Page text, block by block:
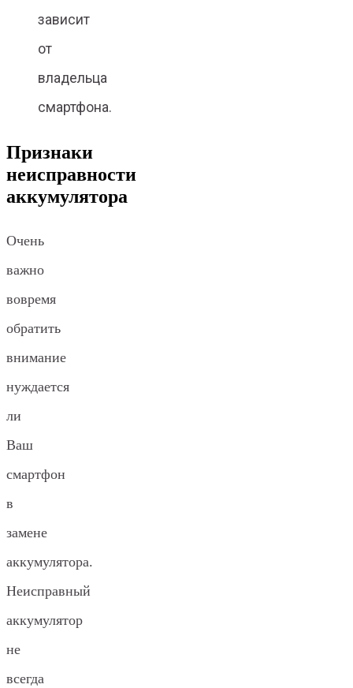
зависит
от
владельца
смартфона.
Признаки
неисправности
аккумулятора
Очень
важно
вовремя
обратить
внимание
нуждается
ли
Ваш
смартфон
в
замене
аккумулятора.
Неисправный
аккумулятор
не
всегда